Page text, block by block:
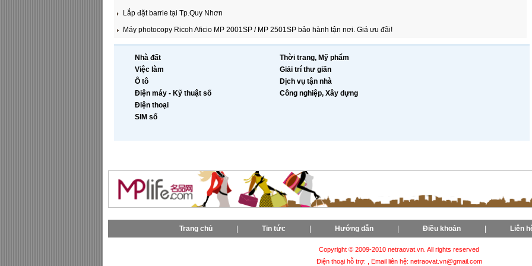
Lắp đặt barrie tại Tp.Quy Nhơn
Máy photocopy Ricoh Aficio MP 2001SP / MP 2501SP bảo hành tận nơi. Giá ưu đãi!
Nhà đất
Việc làm
Ô tô
Điện máy - Kỹ thuật số
Điện thoại
SIM số
Thời trang, Mỹ phẩm
Giải trí thư giãn
Dịch vụ tận nhà
Công nghiệp, Xây dựng
Trang chủ Tin tức Hướng dẫn Điều khoản Liên
Copyright © 2009-2010 netraovat.vn. All rights reserved
Điện thoại hỗ trợ: , Email liên hệ: netraovat.vn@gmail.com